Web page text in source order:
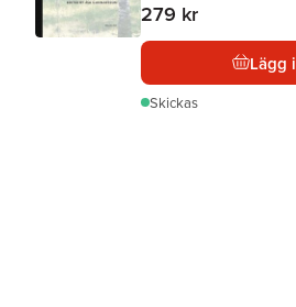
279 kr
Lägg
Skickas